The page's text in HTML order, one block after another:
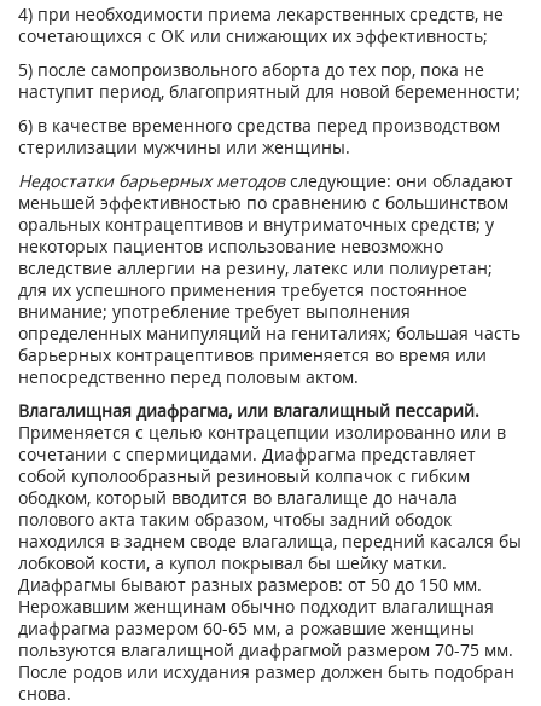
4) при необходимости приема лекарственных средств, не
сочетающихся с ОК или снижающих их эффективность;
5) после самопроизвольного аборта до тех пор, пока не
наступит период, благоприятный для новой беременности;
6) в качестве временного средства перед производством
стерилизации мужчины или женщины.
Недостатки барьерных методовследующие: они обладают
меньшей эффективностью по сравнению с большинством
оральных контрацептивов и внутриматочных средств; у
некоторых пациентов использование невозможно
вследствие аллергии на резину, латекс или полиуретан;
для их успешного применения требуется постоянное
внимание; употребление требует выполнения
определенных манипуляций на гениталиях; большая часть
барьерных контрацептивов применяется во время или
непосредственно перед половым актом.
Влагалищная диафрагма, или влагалищный пессарий.
Применяется с целью контрацепции изолированно или в
сочетании с спермицидами. Диафрагма представляет
собой куполообразный резиновый колпачок с гибким
ободком, который вводится во влагалище до начала
полового акта таким образом, чтобы задний ободок
находился в заднем своде влагалища, передний касался бы
лобковой кости, а купол покрывал бы шейку матки.
Диафрагмы бывают разных размеров: от 50 до 150 мм.
Нерожавшим женщинам обычно подходит влагалищная
диафрагма размером 60-65 мм, а рожавшие женщины
пользуются влагалищной диафрагмой размером 70-75 мм.
После родов или исхудания размер должен быть подобран
снова.